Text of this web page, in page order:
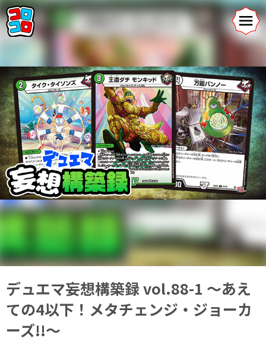
デュエマ妄想構築録 vol.88-1 ～あえ
ての4以下！メタチェンジ・ジョーカ
ーズ!!～